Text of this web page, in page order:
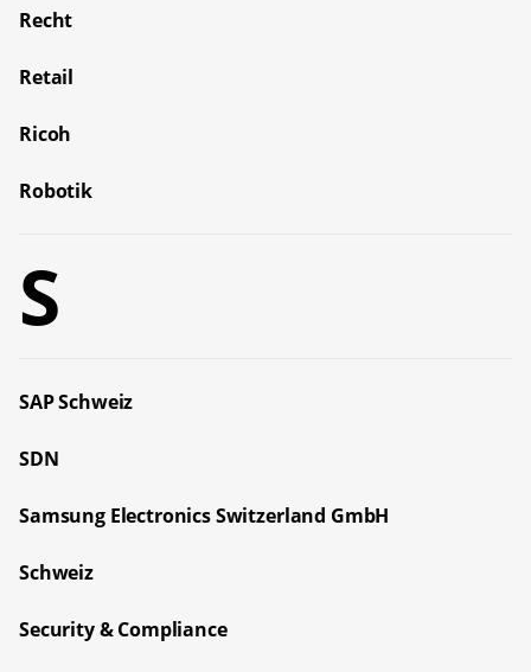
Recht
Retail
Ricoh
Robotik
S
SAP Schweiz
SDN
Samsung Electronics Switzerland GmbH
Schweiz
Security & Compliance